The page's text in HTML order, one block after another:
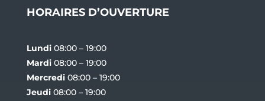
HORAIRES D’OUVERTURE
Lundi08:00 – 19:00
Mardi08:00 – 19:00
Mercredi08:00 – 19:00
Jeudi08:00 – 19:00